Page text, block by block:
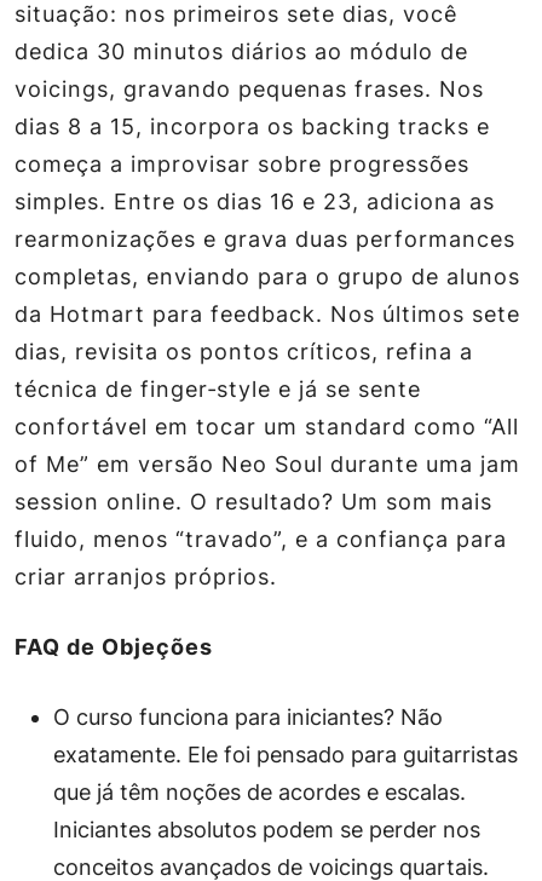
situação: nos primeiros sete dias, você
dedica 30 minutos diários ao módulo de
voicings, gravando pequenas frases. Nos
dias 8 a 15, incorpora os backing tracks e
começa a improvisar sobre progressões
simples. Entre os dias 16 e 23, adiciona as
rearmonizações e grava duas performances
completas, enviando para o grupo de alunos
da Hotmart para feedback. Nos últimos sete
dias, revisita os pontos críticos, refina a
técnica de finger‑style e já se sente
confortável em tocar um standard como “All
of Me” em versão Neo Soul durante uma jam
session online. O resultado? Um som mais
fluido, menos “travado”, e a confiança para
criar arranjos próprios.
FAQ de Objeções
O curso funciona para iniciantes? Não
exatamente. Ele foi pensado para guitarristas
que já têm noções de acordes e escalas.
Iniciantes absolutos podem se perder nos
conceitos avançados de voicings quartais.